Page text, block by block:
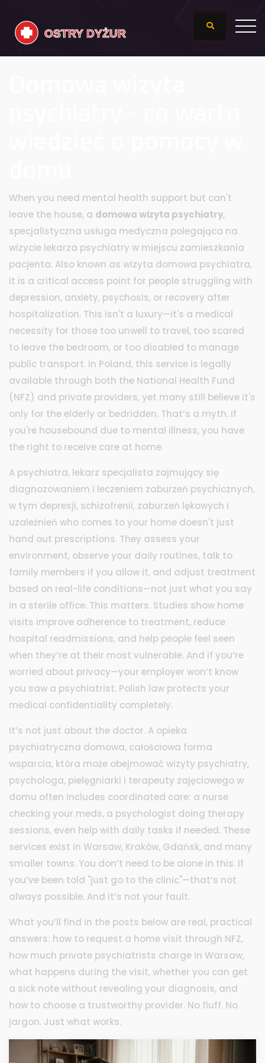
When you need mental health support but can't
leave the house, a domowa wizyta psychiatry,
specjalistyczna usługa medyczna polegająca na
wizycie lekarza psychiatry w miejscu zamieszkania
pacjenta. Also known as wizyta domowa psychiatra,
it is a critical access point for people struggling with
depression, anxiety, psychosis, or recovery after
hospitalization. This isn't a luxury—it's a medical
necessity for those too unwell to travel, too scared
to leave the bedroom, or too disabled to manage
public transport. In Poland, this service is legally
available through both the National Health Fund
(NFZ) and private providers, yet many still believe it's
only for the elderly or bedridden. That’s a myth. If
you're housebound due to mental illness, you have
the right to receive care at home.
A psychiatra, lekarz specjalista zajmujący się
diagnozowaniem i leczeniem zaburzeń psychicznych,
w tym depresji, schizofrenii, zaburzeń lękowych i
uzależnień who comes to your home doesn't just
hand out prescriptions. They assess your
environment, observe your daily routines, talk to
family members if you allow it, and adjust treatment
based on real-life conditions—not just what you say
in a sterile office. This matters. Studies show home
visits improve adherence to treatment, reduce
hospital readmissions, and help people feel seen
when they’re at their most vulnerable. And if you’re
worried about privacy—your employer won’t know
you saw a psychiatrist. Polish law protects your
medical confidentiality completely.
It’s not just about the doctor. A opieka
psychiatryczna domowa, całościowa forma
wsparcia, która może obejmować wizyty psychiatry,
psychologa, pielęgniarki i terapeuty zajęciowego w
domu often includes coordinated care: a nurse
checking your meds, a psychologist doing therapy
sessions, even help with daily tasks if needed. These
services exist in Warsaw, Kraków, Gdańsk, and many
smaller towns. You don’t need to be alone in this. If
you’ve been told "just go to the clinic"—that’s not
always possible. And it’s not your fault.
What you’ll find in the posts below are real, practical
answers: how to request a home visit through NFZ,
how much private psychiatrists charge in Warsaw,
what happens during the visit, whether you can get
a sick note without revealing your diagnosis, and
how to choose a trustworthy provider. No fluff. No
jargon. Just what works.